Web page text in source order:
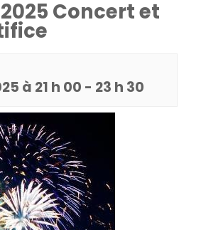
Concert et
à 21 h 00 - 23 h 30